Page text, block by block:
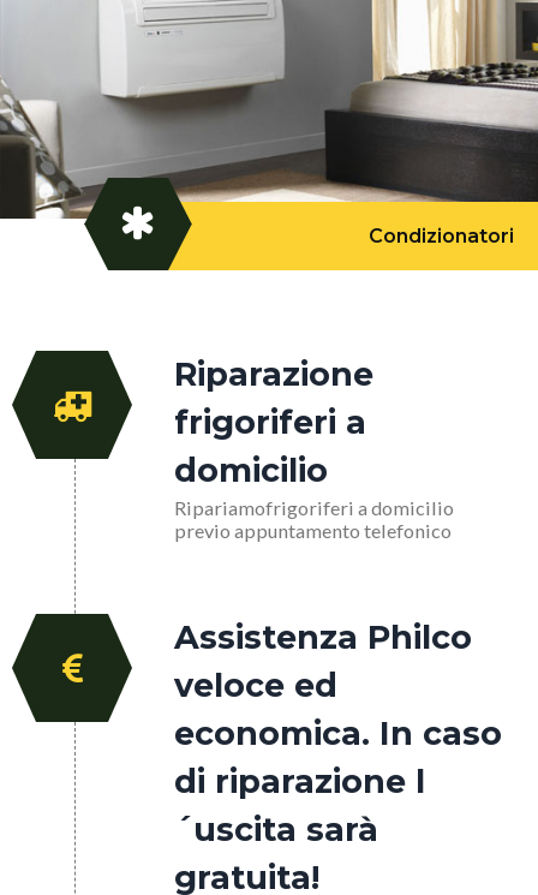
Condizionatori
Riparazione
frigoriferi a
domicilio
Ripariamofrigoriferi a domicilio
previo appuntamento telefonico
Assistenza Philco
veloce ed
economica. In caso
di riparazione l
´uscita sarà
gratuita!